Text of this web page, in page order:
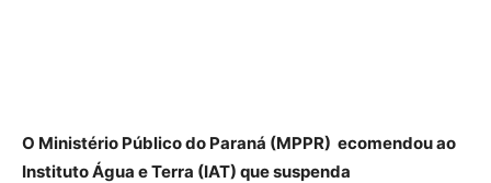
O Ministério Público do Paraná (MPPR) ecomendou ao
Instituto Água e Terra (IAT) que suspenda